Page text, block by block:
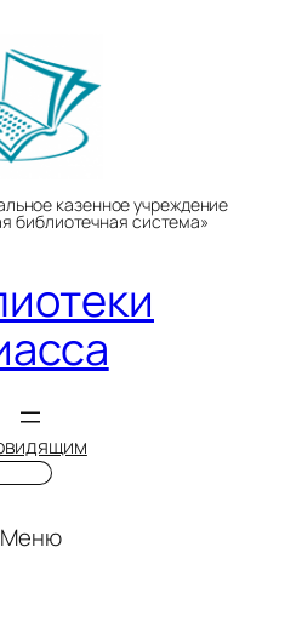
казенное учреждение
библиотечная система»
Меню